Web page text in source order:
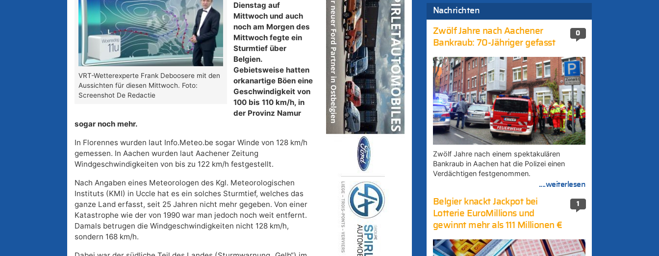
VRT-Wetterexperte Frank Deboosere mit den
Aussichten für diesen Mittwoch. Foto:
Screenshot De Redactie
Dienstag auf
Mittwoch und auch
noch am Morgen des
Mittwoch fegte ein
Sturmtief über
Belgien.
Gebietsweise hatten
orkanartige Böen eine
Geschwindigkeit von
100 bis 110 km/h, in
der Provinz Namur
sogar noch mehr.
In Florennes wurden laut Info.Meteo.be sogar Winde von 128 km/h
gemessen. In Aachen wurden laut Aachener Zeitung
Windgeschwindigkeiten von bis zu 122 km/h festgestellt.
Nach Angaben eines Meteorologen des Kgl. Meteorologischen
Instituts (KMI) in Uccle hat es ein solches Sturmtief, welches das
ganze Land erfasst, seit 25 Jahren nicht mehr gegeben. Von einer
Katastrophe wie der von 1990 war man jedoch noch weit entfernt.
Damals betrugen die Windgeschwindigkeiten nicht 128 km/h,
sondern 168 km/h.
Nachrichten
0
Zwölf Jahre nach Aachener
Bankraub: 70-Jähriger gefasst
Zwölf Jahre nach einem spektakulären
Bankraub in Aachen hat die Polizei einen
Verdächtigen festgenommen.
....weiterlesen
1
Belgier knackt Jackpot bei
Lotterie EuroMillions und
gewinnt mehr als 111 Millionen €